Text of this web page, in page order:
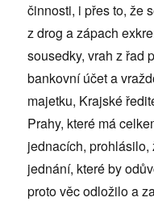
činnosti, i přes to, že
z drog a zápach
sousedky, vrah z řad
bankovní účet a
majetku, Krajské
Prahy, které má
jednacích,
jednání, které by
proto věc odložilo a